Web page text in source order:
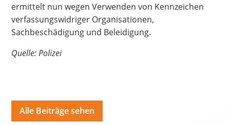
Русский
Español ትግርኛ Türkçe Việt
ermittelt nun wegen Verwenden von Kennzeichen
verfassungswidriger Organisationen,
Sachbeschädigung und Beleidigung.
Quelle: Polizei
Alle Beiträge sehen